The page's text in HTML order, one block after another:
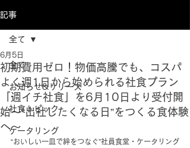
記事
全て
お知らせ&リリース
社食トピック
ケータリング
全て
初期費用ゼロ！物価高騰でも、コスパ
よく週1日から始められる社食プラン
「週イチ社食」を6月10日より受付開
始〜“出社したくなる日”をつくる食体験
へ〜
6月5日
“おいしい一皿で絆をつなぐ”社員食堂・ケータリング